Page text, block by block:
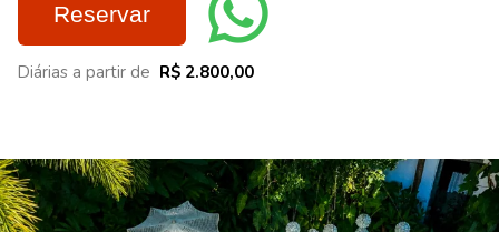
Reservar
Diárias a partir de R$ 2.800,00